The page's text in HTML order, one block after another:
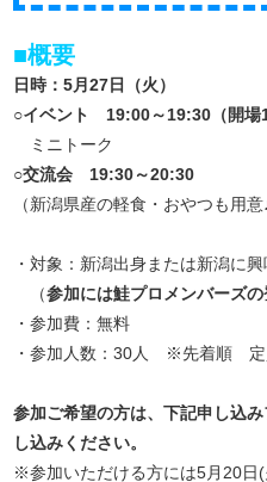
■概要
日時：5月27日（火）
○イベント 19:00～19:30（開場
ミニトーク
○交流会 19:30～20:30
（新潟県産の軽食・おやつも用意♪
・対象：新潟出身または新潟に
（参加には鮭プロメンバーズ
・参加費：無料
・参加人数：30人 ※先着順 定
参加ご希望の方は、下記申し込
し込みください。
※参加いただける方には5月20日